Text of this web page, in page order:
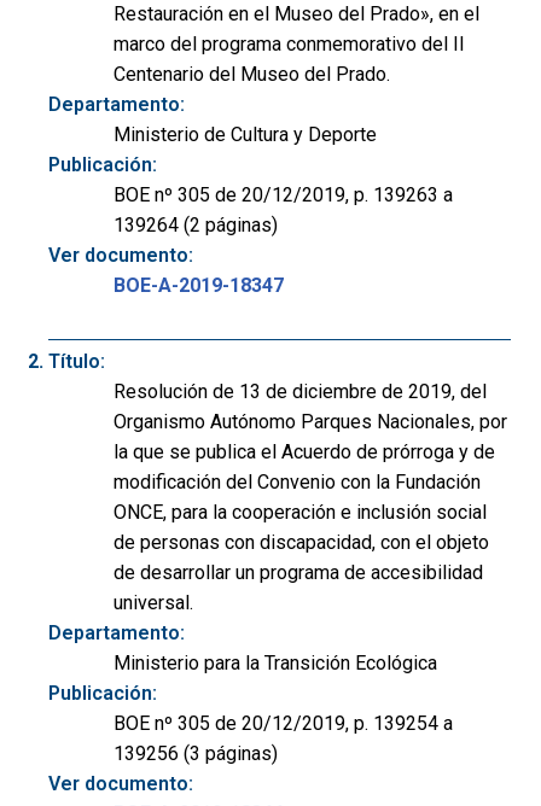
Restauración en el Museo del Prado», en el
marco del programa conmemorativo del II
Centenario del Museo del Prado.
Departamento:
Ministerio de Cultura y Deporte
Publicación:
BOE nº 305 de 20/12/2019, p. 139263 a
139264 (2 páginas)
Ver documento:
BOE-A-2019-18347
Título:
Resolución de 13 de diciembre de 2019, del
Organismo Autónomo Parques Nacionales, por
la que se publica el Acuerdo de prórroga y de
modificación del Convenio con la Fundación
ONCE, para la cooperación e inclusión social
de personas con discapacidad, con el objeto
de desarrollar un programa de accesibilidad
universal.
Departamento:
Ministerio para la Transición Ecológica
Publicación:
BOE nº 305 de 20/12/2019, p. 139254 a
139256 (3 páginas)
Ver documento: